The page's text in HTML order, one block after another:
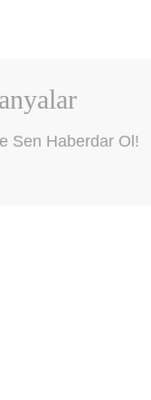
Sen Haberdar Ol!